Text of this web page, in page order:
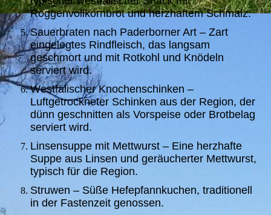
Roggenvollkornbrot und herzhaftem Schmalz.
Sauerbraten nach Paderborner Art – Zart
eingelegtes Rindfleisch, das langsam
geschmort und mit Rotkohl und Knödeln
serviert wird.
Westfälischer Knochenschinken –
Luftgetrockneter Schinken aus der Region, der
dünn geschnitten als Vorspeise oder Brotbelag
serviert wird.
Linsensuppe mit Mettwurst – Eine herzhafte
Suppe aus Linsen und geräucherter Mettwurst,
typisch für die Region.
Struwen – Süße Hefepfannkuchen, traditionell
in der Fastenzeit genossen.